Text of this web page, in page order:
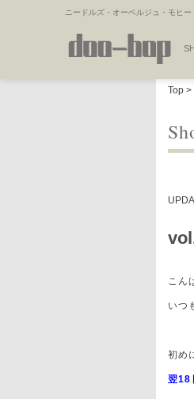
ニードルズ・オーベルジュ・モヒ
Top >
こん
いつ
初め
翌18